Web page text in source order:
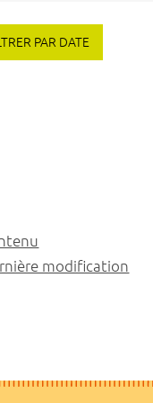
PAR DATE
modification